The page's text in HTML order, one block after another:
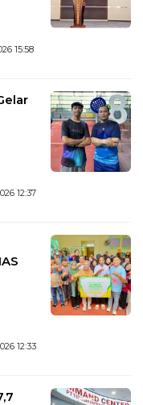
15:58
12:37
12:33